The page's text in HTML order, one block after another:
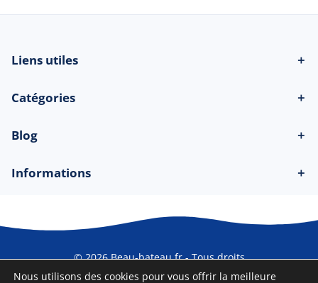
Liens utiles ＋
Catégories ＋
Blog ＋
Informations ＋
© 2026 Beau-bateau.fr - Tous droits
réservés
Nous utilisons des cookies pour vous offrir la meilleure